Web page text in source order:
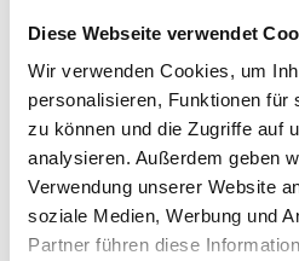
Diese Webseite verwendet
Wir verwenden Cookies, um
personalisieren, Funktionen für
zu können und die Zugriffe auf
analysieren. Außerdem geben
Verwendung unserer Website
soziale Medien, Werbung und
Partner führen diese
Lieferrichtlinie
Datenschutzrichtlinie
Beschreibung